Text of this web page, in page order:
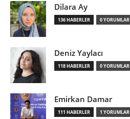
Dilara Ay
136 HABERLER 0 YORUMLAR
Deniz Yaylacı
118 HABERLER 0 YORUMLAR
Emirkan Damar
111 HABERLER 1 YORUMLAR